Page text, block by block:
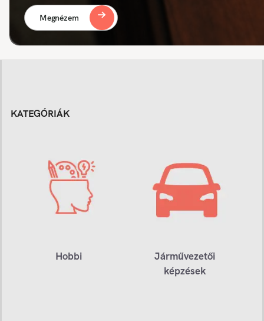
Megnézem
KATEGÓRIÁK
Hobbi
Járművezetői
képzések